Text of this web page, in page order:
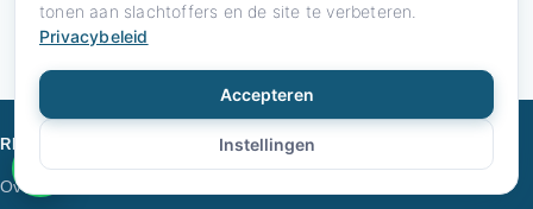
Immateriële schade
RN LETSELSCHADE
Over ons
DIENSTEN
tonen aan slachtoffers en de site te verbeteren.
Privacybeleid
Instellingen
Accepteren